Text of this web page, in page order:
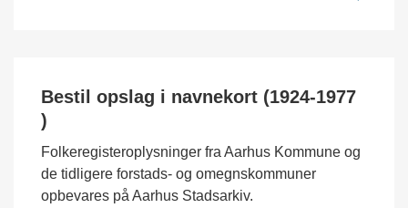
Bestil opslag i navnekort (1924-1977
)
Folkeregisteroplysninger fra Aarhus Kommune og
de tidligere forstads- og omegnskommuner
opbevares på Aarhus Stadsarkiv.